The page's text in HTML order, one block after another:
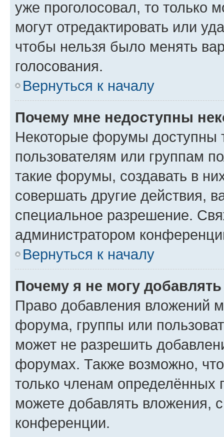
уже проголосовал, то только
могут отредактировать или
чтобы нельзя было менять
голосования.
Вернуться к началу
Почему мне недоступны
Некоторые форумы доступны
пользователям или группам
такие форумы, создавать в
совершать другие действия,
специальное разрешение.
администратором
Вернуться к началу
Почему я не могу
Право добавления вложений
форума, группы или
может не разрешить
форумах. Также возможно,
только членам определённых
можете добавлять вложения,
конференции.